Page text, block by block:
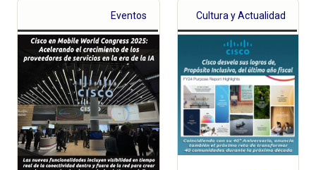
Eventos Cultura y Actualidad